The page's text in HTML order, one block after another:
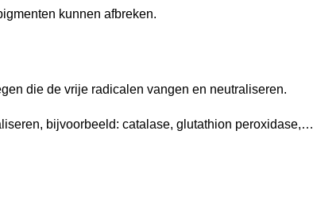
kunnen afbreken.
die de vrije radicalen vangen en neutraliseren.
bijvoorbeeld: catalase, glutathion peroxidase,…